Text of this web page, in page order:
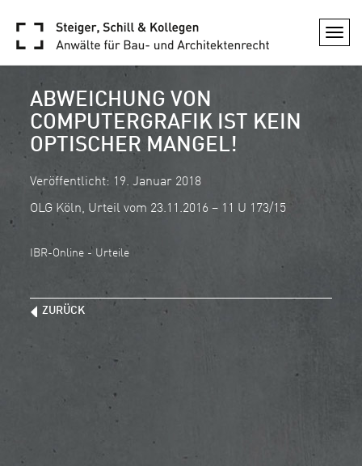
ABWEICHUNG VON
COMPUTERGRAFIK IST KEIN
OPTISCHER MANGEL!
Veröffentlicht: 19. Januar 2018
OLG Köln, Urteil vom 23.11.2016 – 11 U 173/15
IBR-Online - Urteile
ZURÜCK